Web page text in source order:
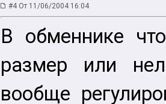
#4 От 11/06/2004 16:04
В обменнике
размер или
вообще